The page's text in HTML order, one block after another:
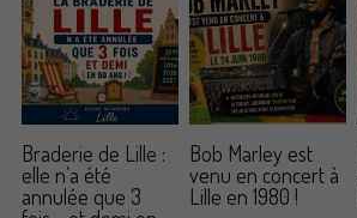
Braderie de Lille :
elle n’a été
annulée que 3
Bob Marley est
venu en concert à
Lille en 1980 !